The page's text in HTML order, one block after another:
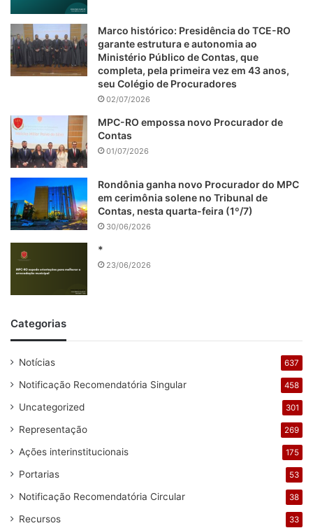
Marco histórico: Presidência do TCE-RO
garante estrutura e autonomia ao
Ministério Público de Contas, que
completa, pela primeira vez em 43 anos,
seu Colégio de Procuradores
02/07/2026
MPC-RO empossa novo Procurador de
Contas
01/07/2026
Rondônia ganha novo Procurador do MPC
em cerimônia solene no Tribunal de
Contas, nesta quarta-feira (1º/7)
30/06/2026
*
23/06/2026
Categorias
Notícias 637
Notificação Recomendatória Singular 458
Uncategorized 301
Representação 269
Ações interinstitucionais 175
Portarias 53
Notificação Recomendatória Circular 38
Recursos 33